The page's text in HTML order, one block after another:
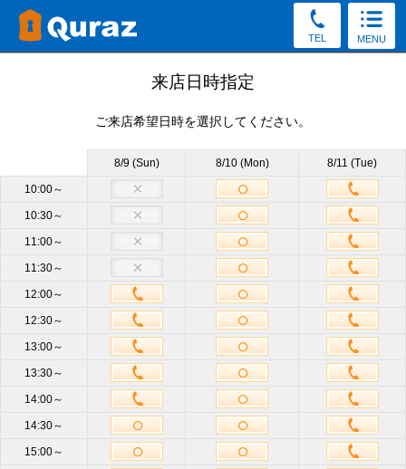
TEL MENU
見学予約
キャンセルOK）
お電話でもご質問・ご来店予約を承っております。
0120-60-2008
受付8:30～19:30（土日祝もOK）
中野弥生町店
サイズ 他のサイズも見学OK
来店日時
来店日時指定
ご来店希望日時を選択してください。
8/9 (Sun) 8/10 (Mon) 8/11 (Tue)
10:00～
10:30～
11:00～
11:30～
12:00～
12:30～
13:00～
13:30～
14:00～
14:30～
15:00～